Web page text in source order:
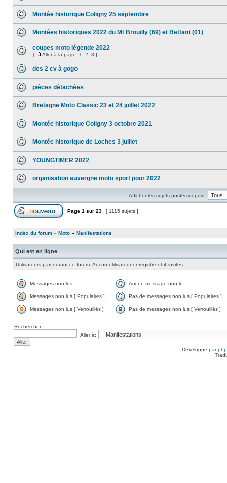
Montée historique Coligny 25 septembre
Montées historiques 2022 du Mt Brouilly (69) et Bettant (01)
coupes moto légende 2022
[ Aller à la page: 1 2 3 ]
des 2 cv à gogo
pièces détachées
Bretagne Moto Classic 23 et 24 juillet 2022
Montée historique Coligny 3 octobre 2021
Montée historique de Loches 3 juillet
YOUNGTIMER 2022
organisation auvergne moto sport pour 2022
Afficher les sujets postés depuis:
Page 1 sur 23 [ 1115 sujets ]
Index du forum » Moto » Manifestations
Qui est en ligne
Utilisateurs parcourant ce forum: Aucun utilisateur enregistré et 4 invités
Messages non lus Aucun message non lu
Messages non lus [ Populaires ] Pas de messages non lus [ Populaires ]
Messages non lus [ Verrouillés ] Pas de messages non lus [ Verrouillés ]
Rechercher:
Aller à:
Développé par